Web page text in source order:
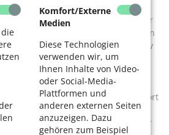
die
Komfort/Externe
Medien
Diese Technologien
verwenden wir, um
Ihnen Inhalte von Video-
oder Social-Media-
Plattformen und
anderen externen Seiten
anzuzeigen. Dazu
gehören zum Beispiel
vor Übermut? Tafel-Tipp: Das
sein. „Jeder macht es so gut, wie er
oder beweisen muss sich in
Anfang an trainierten an der Groov
das bemerkenswert. Sie weiß
als Seniorensport in Turnhallen
das nicht selbstverständlich ist.
lieber, weil wir draußen Sport
einer oder auch manch eine
etwas übereifrig. Das lege sich aber